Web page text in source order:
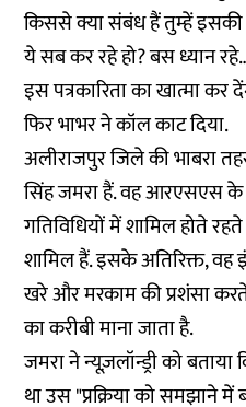
किससे क्या संबंध हैं तुम्हें इसकी
ये सब कर रहे हो? बस ध्यान
इस पत्रकारिता का खात्मा कर
फिर भाभर ने कॉल काट दिया.
अलीराजपुर जिले की भाबरा
सिंह जमरा हैं. वह आरएसएस
गतिविधियों में शामिल होते
शामिल हैं. इसके अतिरिक्त, वह
खरे और मरकाम की प्रशंसा
का करीबी माना जाता है.
जमरा ने न्यूज़लॉन्ड्री को
था उस "प्रक्रिया को समझाने